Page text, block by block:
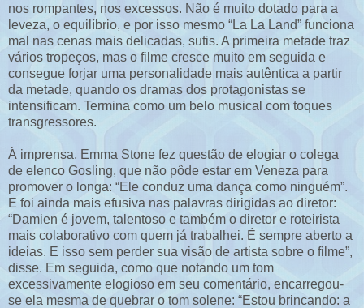
nos rompantes, nos excessos. Não é muito dotado para a
leveza, o equilíbrio, e por isso mesmo “La La Land” funciona
mal nas cenas mais delicadas, sutis. A primeira metade traz
vários tropeços, mas o filme cresce muito em seguida e
consegue forjar uma personalidade mais autêntica a partir
da metade, quando os dramas dos protagonistas se
intensificam. Termina como um belo musical com toques
transgressores.
À imprensa, Emma Stone fez questão de elogiar o colega
de elenco Gosling, que não pôde estar em Veneza para
promover o longa: “Ele conduz uma dança como ninguém”.
E foi ainda mais efusiva nas palavras dirigidas ao diretor:
“Damien é jovem, talentoso e também o diretor e roteirista
mais colaborativo com quem já trabalhei. É sempre aberto a
ideias. E isso sem perder sua visão de artista sobre o filme”,
disse. Em seguida, como que notando um tom
excessivamente elogioso em seu comentário, encarregou-
se ela mesma de quebrar o tom solene: “Estou brincando: a